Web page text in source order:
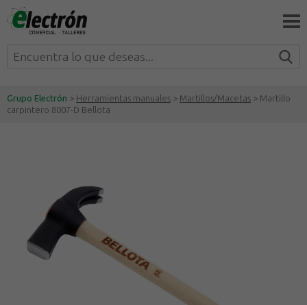
Grupo Electrón > Herramientas manuales > Martillos/Macetas > Martillo
carpintero 8007-D Bellota